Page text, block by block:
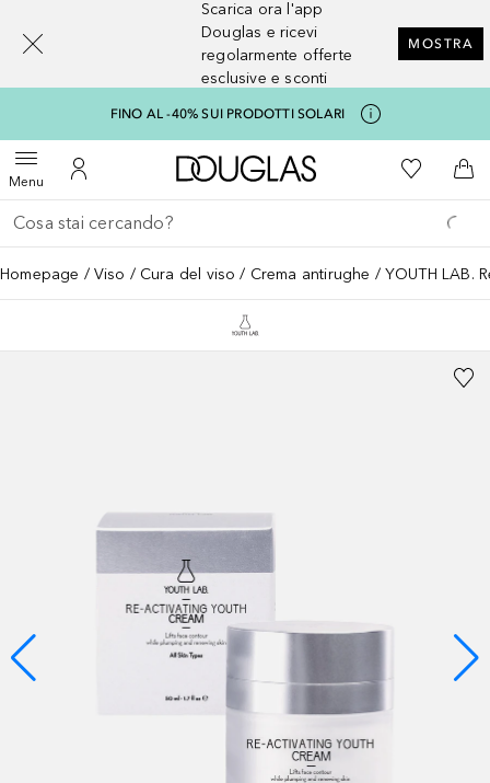
Scarica ora l'app
Douglas e ricevi
regolarmente offerte
esclusive e sconti
MOSTRA
FINO AL -40% SUI PRODOTTI SOLARI
MenuApri menuAl Mio Account
A Douglas HomeAlla Mia
Al
Torna indietro
Esegui ricerca
Homepage Viso Cura del viso Crema antirughe YOUTH LAB.
[navigation.slideout.screenreader]